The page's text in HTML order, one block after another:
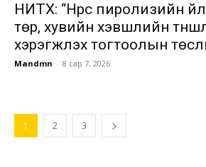
НИТХ: “Нүүрс пиролизийн
төр, хувийн хэвшлийн
хэрэгжүүлэх тогтоолын
Mandmn - 8 сар 7, 2026
1 2 3